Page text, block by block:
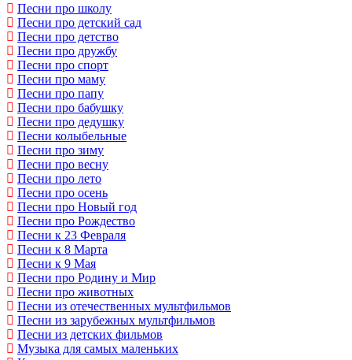
Песни про школу
Песни про детский сад
Песни про детство
Песни про дружбу
Песни про спорт
Песни про маму
Песни про папу
Песни про бабушку
Песни про дедушку
Песни колыбельные
Песни про зиму
Песни про весну
Песни про лето
Песни про осень
Песни про Новый год
Песни про Рождество
Песни к 23 Февраля
Песни к 8 Марта
Песни к 9 Мая
Песни про Родину и Мир
Песни про животных
Песни из отечественных мультфильмов
Песни из зарубежных мультфильмов
Песни из детских фильмов
Музыка для самых маленьких